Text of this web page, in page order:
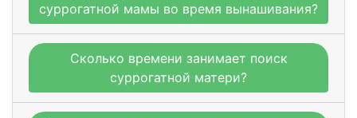
суррогатной мамы во время вынашивания?
Сколько времени занимает поиск
суррогатной матери?